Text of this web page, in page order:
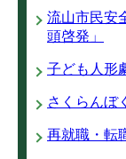
流山市民安
頭啓発」
子ども人形
さくらんぼ
再就職・転